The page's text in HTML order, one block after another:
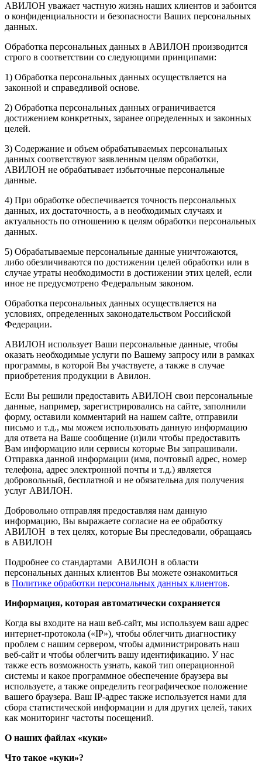
АВИЛОН уважает частную жизнь наших клиентов и забоится
о конфиденциальности и безопасности Ваших персональных
данных.
Обработка персональных данных в АВИЛОН производится
строго в соответствии со следующими принципами:
1) Обработка персональных данных осуществляется на
законной и справедливой основе.
2) Обработка персональных данных ограничивается
достижением конкретных, заранее определенных и законных
целей.
3) Содержание и объем обрабатываемых персональных
данных соответствуют заявленным целям обработки,
АВИЛОН не обрабатывает избыточные персональные
данные.
4) При обработке обеспечивается точность персональных
данных, их достаточность, а в необходимых случаях и
актуальность по отношению к целям обработки персональных
данных.
5) Обрабатываемые персональные данные уничтожаются,
либо обезличиваются по достижении целей обработки или в
случае утраты необходимости в достижении этих целей, если
иное не предусмотрено Федеральным законом.
Обработка персональных данных осуществляется на
условиях, определенных законодательством Российской
Федерации.
АВИЛОН использует Ваши персональные данные, чтобы
оказать необходимые услуги по Вашему запросу или в рамках
программы, в которой Вы участвуете, а также в случае
приобретения продукции в Авилон.
Если Вы решили предоставить АВИЛОН свои персональные
данные, например, зарегистрировались на сайте, заполнили
форму, оставили комментарий на нашем сайте, отправили
письмо и т.д., мы можем использовать данную информацию
для ответа на Ваше сообщение (и)или чтобы предоставить
Вам информацию или сервисы которые Вы запрашивали.
Отправка данной информации (имя, почтовый адрес, номер
телефона, адрес электронной почты и т.д.) является
добровольный, бесплатной и не обязательна для получения
услуг АВИЛОН.
Добровольно отправляя предоставляя нам данную
информацию, Вы выражаете согласие на ее обработку
АВИЛОН в тех целях, которые Вы преследовали, обращаясь
в АВИЛОН
Подробнее со стандартами АВИЛОН в области
персональных данных клиентов Вы можете ознакомиться
в Политике обработки персональных данных клиентов.
Информация, которая автоматически сохраняется
Когда вы входите на наш веб-сайт, мы используем ваш адрес
интернет-протокола («IP»), чтобы облегчить диагностику
проблем с нашим сервером, чтобы администрировать наш
веб-сайт и чтобы облегчить вашу идентификацию. У нас
также есть возможность узнать, какой тип операционной
системы и какое программное обеспечение браузера вы
используете, а также определить географическое положение
вашего браузера. Ваш IP-адрес также используется нами для
сбора статистической информации и для других целей, таких
как мониторинг частоты посещений.
О наших файлах «куки»
Что такое «куки»?